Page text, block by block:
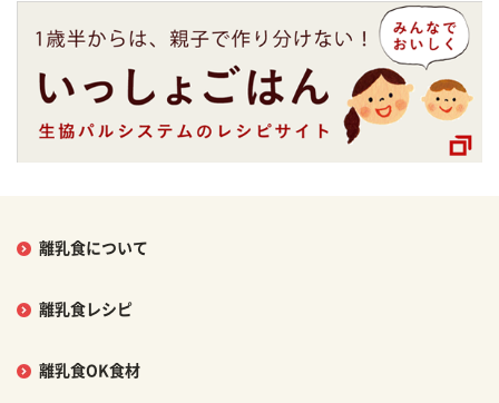
離乳食について
離乳食レシピ
離乳食OK食材